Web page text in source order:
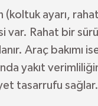
(koltuk ayarı,
var. Rahat bir
Araç bakımı
yakıt
tasarrufu sağlar.